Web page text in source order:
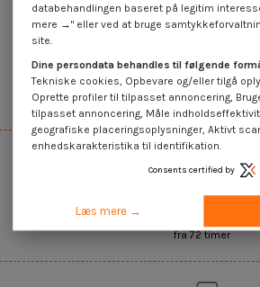
Salg af enheder og
Mængdebaseret glidende
fra 72 timer
databehandlingen baseret på legitim
mere →" eller ved at bruge
site.
Dine persondata behandles til følgende
Tekniske cookies, Opbevare og/eller tilgå
Oprette profiler til tilpasset annoncering,
tilpasset annoncering, Måle
geografiske placeringsoplysninger, Aktivt
enhedskarakteristika til identifikation.
Consents certified by
Læs mere →